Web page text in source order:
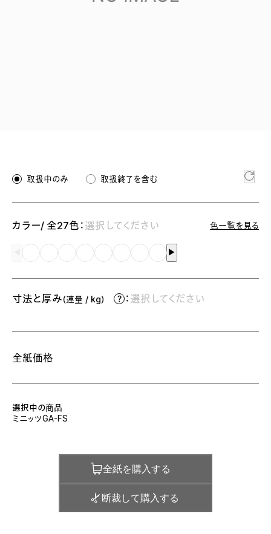
取扱中のみ 取扱終了を含む
カラー/ 全27色： 選択してください 色一覧を見る
▶︎
寸法と厚み（連量 / kg） ： 選択してください
全紙価格
選択中の商品
ミニッツGA-FS
全紙を購入する
断裁して購入する